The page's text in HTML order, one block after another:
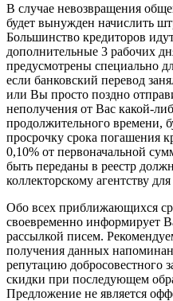
В случае невозвращения
будет вынужден начислить
Большинство кредиторов
дополнительные 3 рабочих
предусмотрены специально
если банковский перевод
или Вы просто поздно
неполучения от Вас какой-
продолжительного времени,
просрочку срока погашения
0,10% от первоначальной
быть переданы в реестр
коллекторскому агентству
Обо всех приближающихся
своевременно информирует
рассылкой писем.
получения данных
репутацию добросовестного
скидки при последующем
Предложение не является